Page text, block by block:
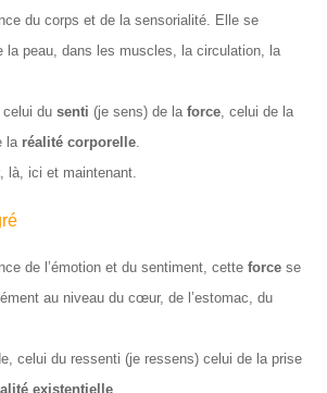
du corps et de la sensorialité. Elle se
la peau, dans les muscles, la circulation, la
celui du senti (je sens) de la force, celui de la
la réalité corporelle.
, là, ici et maintenant.
de l’émotion et du sentiment, cette force se
au niveau du cœur, de l’estomac, du
celui du ressenti (je ressens) celui de la prise
existentielle